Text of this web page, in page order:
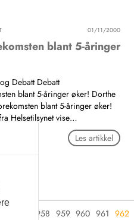
01/11/2000
blant 5-åringer
Debatt Debatt
blant 5-åringer øker! Dorthe
blant 5-åringer øker!
Helsetilsynet vise…
Les artikkel
958 959 960 961 962